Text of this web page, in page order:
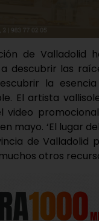
de Valladolid
descubrir las
la
El artista
video
mayo. ‘El lugar
de Valladolid
otros